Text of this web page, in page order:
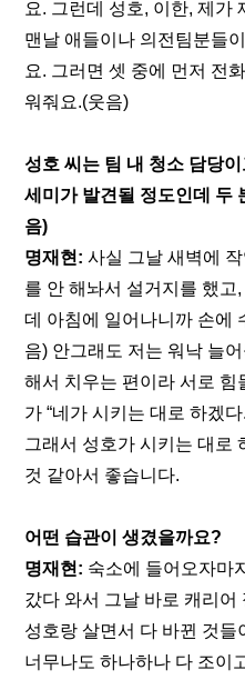
요. 그런데 성호, 이한, 제가
맨날 애들이나 의전팀분들
요. 그러면 셋 중에 먼저 전
워줘요.(웃음)
성호 씨는 팀 내 청소 담당
세미가 발견될 정도인데 두
음)
명재현: 사실 그날 새벽에
를 안 해놔서 설거지를 했고
데 아침에 일어나니까 손에
음) 안그래도 저는 워낙 늘
해서 치우는 편이라 서로 힘
가 “네가 시키는 대로 하겠
그래서 성호가 시키는 대로
것 같아서 좋습니다.
어떤 습관이 생겼을까요?
명재현: 숙소에 들어오자마
갔다 와서 그날 바로 캐리
성호랑 살면서 다 바뀐 것
너무나도 하나하나 다 조이